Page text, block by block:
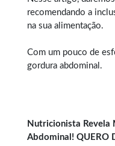
recomendando a
na sua alimentação.
Com um pouco de
gordura abdominal.
Nutricionista Revela
Abdominal! QUERO